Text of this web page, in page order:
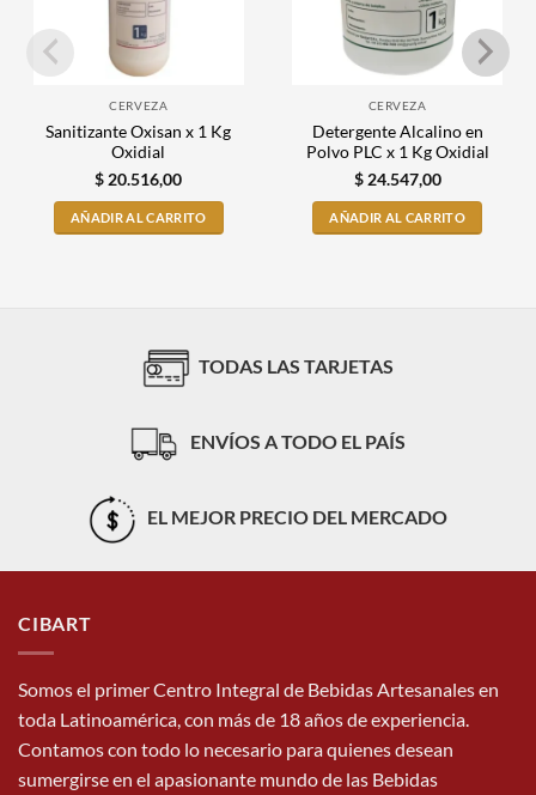
CERVEZA
Sanitizante Oxisan x 1 Kg
Oxidial
$20.516,00
AÑADIR AL CARRITO
CERVEZA
Detergente Alcalino en
Polvo PLC x 1 Kg Oxidial
$24.547,00
AÑADIR AL CARRITO
TODAS LAS TARJETAS
ENVÍOS A TODO EL PAÍS
EL MEJOR PRECIO DEL MERCADO
CIBART
Somos el primer Centro Integral de Bebidas Artesanales en
toda Latinoamérica, con más de 18 años de experiencia.
Contamos con todo lo necesario para quienes desean
sumergirse en el apasionante mundo de las Bebidas